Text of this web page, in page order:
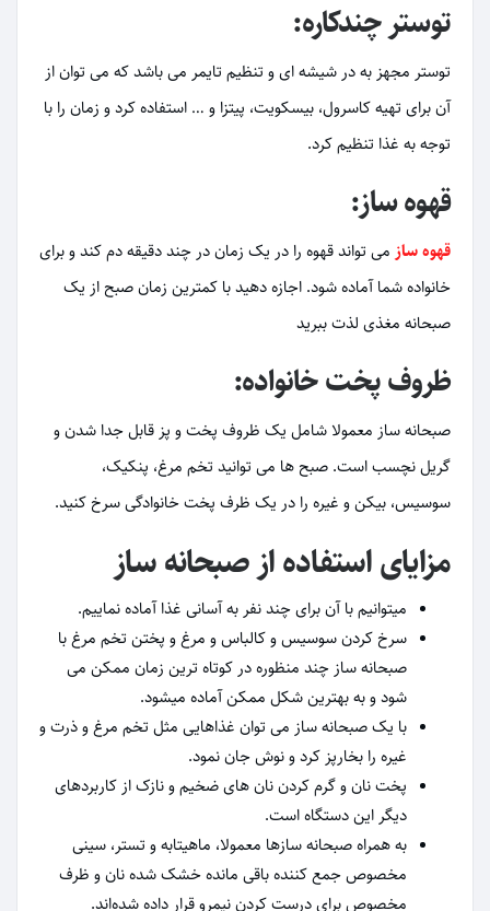
توستر چندکاره:
توستر مجهز به در شیشه ای و تنظیم تایمر می باشد که می توان از
آن برای تهیه کاسرول، بیسکویت، پیتزا و … استفاده کرد و زمان را با
توجه به غذا تنظیم کرد.
قهوه ساز:
قهوه ساز می تواند قهوه را در یک زمان در چند دقیقه دم کند و برای
خانواده شما آماده شود. اجازه دهید با کمترین زمان صبح از یک
صبحانه مغذی لذت ببرید
ظروف پخت خانواده:
صبحانه ساز معمولا شامل یک ظروف پخت و پز قابل جدا شدن و
گریل نچسب است. صبح ها می توانید تخم مرغ، پنکیک،
سوسیس، بیکن و غیره را در یک ظرف پخت خانوادگی سرخ کنید.
مزایای استفاده از صبحانه ساز
میتوانیم با آن برای چند نفر به آسانی غذا آماده نماییم.
سرخ کردن سوسیس و کالباس و مرغ و پختن تخم مرغ با
صبحانه ساز چند منظوره در کوتاه ترین زمان ممکن می
شود و به بهترین شکل ممکن آماده میشود.
با یک صبحانه ساز می توان غذاهایی مثل تخم مرغ و ذرت و
غیره را بخارپز کرد و نوش جان نمود.
پخت نان و گرم کردن نان های ضخیم و نازک از کاربردهای
دیگر این دستگاه است.
به همراه صبحانه سازها معمولا، ماهیتابه و تستر، سینی
مخصوص جمع کننده باقی مانده خشک شده نان و ظرف
مخصوص برای درست کردن نیمرو قرار داده شده‌اند.